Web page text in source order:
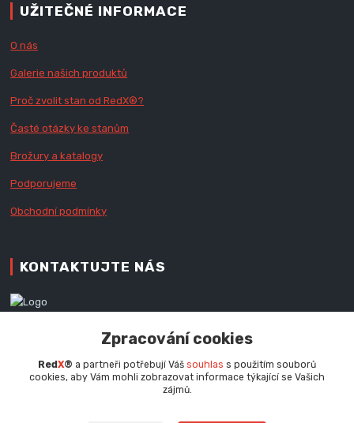
UŽITEČNÉ INFORMACE
O nás
Galerie našich produktů
Proč zvolit stan od RedX®?
Časté otázky ke stanům
Brožury a katalogy
Podporujeme
Obchodní podmínky
KONTAKTUJTE NÁS
+420 777 979 111
info@redx.cz
Zpracování cookies
Red X® a partneři potřebují Váš souhlas s použitím souborů
cookies, aby Vám mohli zobrazovat informace týkající se Vašich
zájmů.